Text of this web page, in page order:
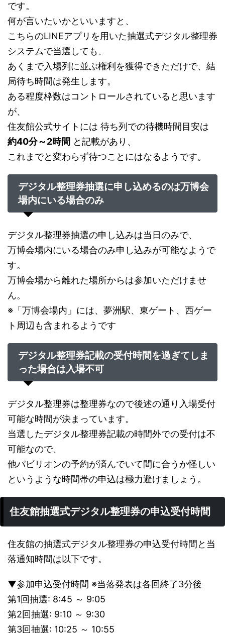
です。
何が言いたいかといいますと、
こちらのLINEアプリを用いた抽選式デジタル整理券
システムで当選しても、
あくまで入場列に並ぶ権利を獲得できただけで、結
局待ち時間は発生します。
ある程度枠数はコントロールされていると思います
が、
住友館公式サイトには 待ち列での待機時間目安は
約40分～2時間 と記載があり、
これまでと変わらず待つことにはなるようです。
デジタル整理券抽選に申し込めるのは万博会
場内にいる場合のみ
デジタル整理券抽選の申し込みは当日のみで、
万博会場内にいる場合のみ申し込みが可能なようで
す。
万博会場から離れた場所からは参加いただけませ
ん。
※「万博会場内」には、夢洲駅、東ゲート、西ゲー
ト周辺も含まれるようです
デジタル整理券記載の受付時間を過ぎてしま
った場合は入場不可
デジタル整理券は整理券なので後述の通り入場受付
可能な時間が決まっています。
当選したデジタル整理券記載の時間外での受付は不
可能なので、
他パビリオンの予約が済んでいて間に合うか怪しい
というような時間帯の申込は極力避けましょう。
住友館抽選式デジタル整理券の申込受付時間
住友館の抽選式デジタル整理券の申込受付時間と当
落通知時間は以下です。
▼参加申込受付時間 ※当落発表は各回終了3分後
第1回抽選: 8:45 ～ 9:05
第2回抽選: 9:10 ～ 9:30
第3回抽選: 10:25 ～ 10:55